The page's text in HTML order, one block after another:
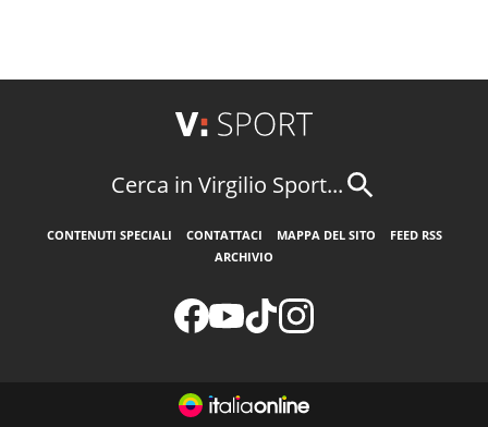
Cerca in Virgilio Sport...
CONTENUTI SPECIALI CONTATTACI MAPPA DEL SITO
FEED RSS
ARCHIVIO